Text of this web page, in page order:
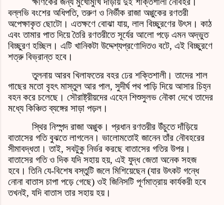
বল্লভি বংশের অধিপতি, তরুণ ও নির্ভীক রাজা অগ্গুকের রণতরী
অপেক্ষাকৃত ছোটো। এতক্ষণে বোঝা যায়, লাল বিচ্ছুরণের উৎস। কাঠ
এবং তামার পাত দিয়ে তৈরি রণতরীতে সূর্যের আলো পড়ে এমন অদ্ভুত
বিচ্ছুরণ হচ্ছিল। এটি খানিকটা উদ্দেশ্যপ্রণোদিতও বটে, এই বিচ্ছুরণে
শত্রু বিভ্রান্ত হবে।
তুলনায় আরব খিলাফতের বহর ঢের শক্তিশালী। তাদের শাল
গাছের মতো বৃহৎ মাস্তুল আর পাল, সুদীর্ঘ পথ পাড়ি দিয়ে আসার চিহ্ন
বহন করে চলেছে। সৌরাষ্ট্রীয়দের এহেন শিশুসুলভ নৌকা দেখে তাদের
মধ্যে কিঞ্চিত ব্যঙ্গের সাড়া পড়ল।
স্থির নিস্পন্দ রাজা অগ্গুক। প্রধান রণতরীর উঁচুতে দাঁড়িয়ে
বাতাসের গতি বুঝতে লাগলেন। ভালোমতোই জানেন তাঁর নৌবহরের
সীমাবদ্ধতা। তাই, সবটুকু নির্ভর করছে বাতাসের গতির উপর।
বাতাসের গতি ও দিক যদি সহায় হয়, এই যুদ্ধ জেতা অনেক সহজ
হবে। তিনি যে-বিশেষ বস্তুটি জলে মিশিয়েছেন (যার উৎকট গন্ধে
নোনা বাতাস চাপা পড়ে গেছে) ওই জিনিসটি পূর্ণমাত্রায় কার্যকরী হবে
তখনই, যদি বাতাস তার সহায় হয়।